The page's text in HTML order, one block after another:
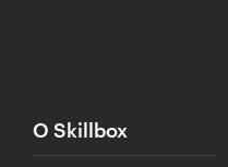
О Skillbox